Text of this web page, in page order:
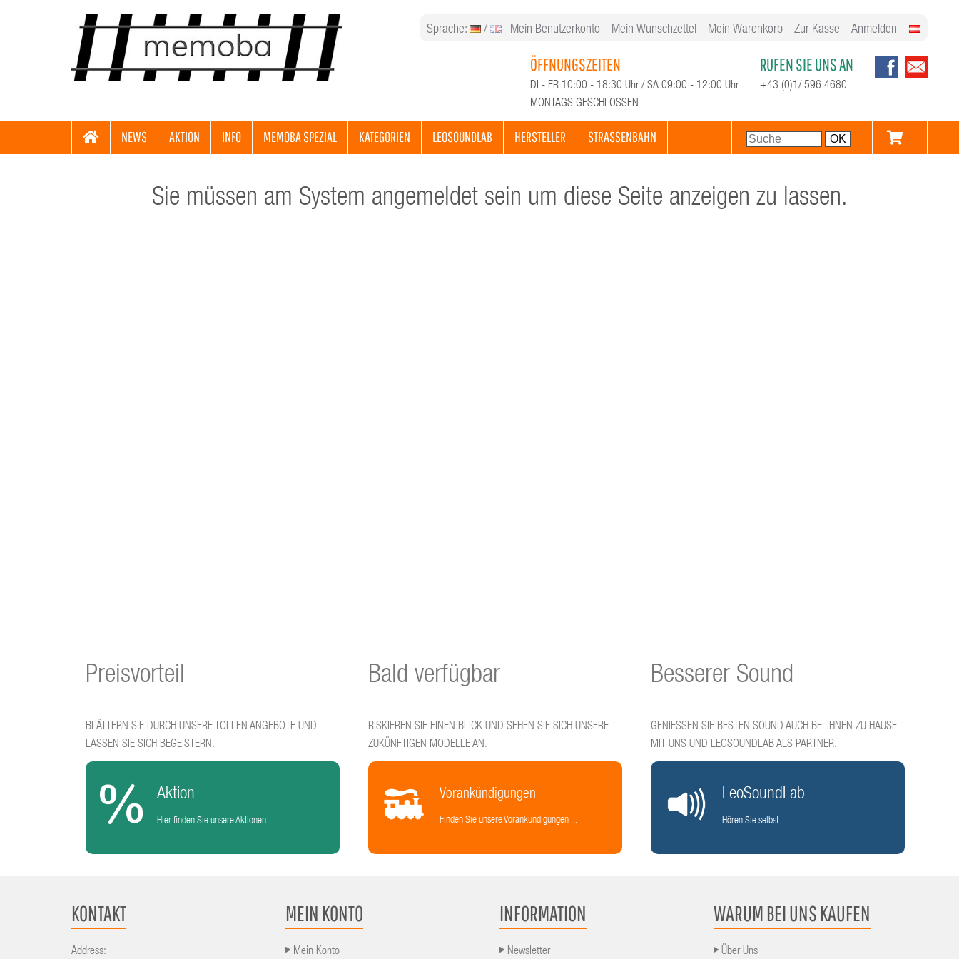
Sprache: / Mein Benutzerkonto Mein Wunschzettel Mein Warenkorb Zur Kasse Anmelden
ÖFFNUNGSZEITEN
DI - FR 10:00 - 18:30 Uhr / SA 09:00 - 12:00 Uhr
MONTAGS GESCHLOSSEN
RUFEN SIE UNS AN
+43 (0)1/ 596 4680
NEWS AKTION INFO MEMOBA SPEZIAL KATEGORIEN LEOSOUNDLAB HERSTELLER STRASSENBAHN
Sie müssen am System angemeldet sein um diese Seite anzeigen zu lassen.
Preisvorteil Bald verfügbar Besserer Sound
BLÄTTERN SIE DURCH UNSERE TOLLEN ANGEBOTE UND
LASSEN SIE SICH BEGEISTERN.
RISKIEREN SIE EINEN BLICK UND SEHEN SIE SICH UNSERE
ZUKÜNFTIGEN MODELLE AN.
GENIESSEN SIE BESTEN SOUND AUCH BEI IHNEN ZU HAUSE
MIT UNS UND LEOSOUNDLAB ALS PARTNER.
Aktion
Hier finden Sie unsere Aktionen ...
Vorankündigungen
Finden Sie unsere Vorankündigungen ...
LeoSoundLab
Hören Sie selbst ...
KONTAKT
Address:
MEIN KONTO
Mein Konto
INFORMATION
Newsletter
WARUM BEI UNS KAUFEN
Über Uns